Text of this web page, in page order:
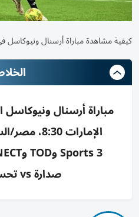
كيفية مشاهدة مباراة أرسنال ونيوكاسل
صدارة vs تحسين موقف